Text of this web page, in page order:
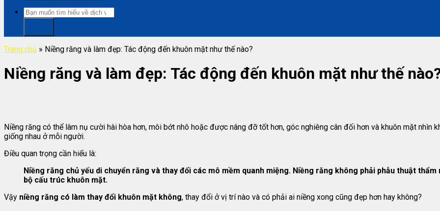
Trang chủ » Niềng răng và làm đẹp: Tác động đến khuôn mặt như thế nào?
Niềng răng và làm đẹp: Tác động đến khuôn mặt như thế
Niềng răng có thể làm nụ cười hài hòa hơn, môi bớt nhô hoặc được nâng đỡ tốt hơn, góc nghiêng cân đối hơn và khuôn mặt nhìn
giống nhau ở mỗi người.
Điều quan trọng cần hiểu là:
Niềng răng chủ yếu di chuyển răng và thay đổi các mô mềm quanh miệng. Niềng răng không phải phẫu thuật
bộ cấu trúc khuôn mặt.
Vậy niềng răng có làm thay đổi khuôn mặt không, thay đổi ở vị trí nào và có phải ai niềng xong cũng đẹp hơn hay không?